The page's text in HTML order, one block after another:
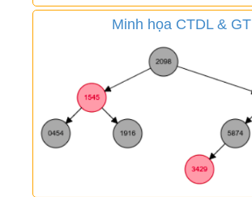
Minh họa CTDL & GT